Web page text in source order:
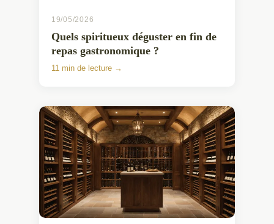
19/05/2026
Quels spiritueux déguster en fin de
repas gastronomique ?
11 min de lecture →